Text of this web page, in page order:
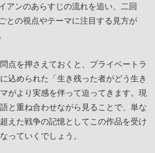
アンのあらすじの流れを追い、二回
との視点やテーマに注目する見方が
点を押さえておくと、プライベートラ
込められた「生き残った者がどう生き
がより実感を伴って迫ってきます。現
と重ね合わせながら見ることで、単な
えた戦争の記憶としてこの作品を受け
っていくでしょう。